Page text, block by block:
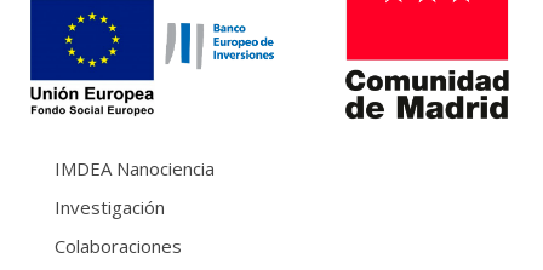
IMDEA Nanociencia
Investigación
Colaboraciones